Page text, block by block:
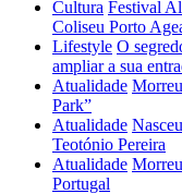
Cultura Festival
Coliseu Porto
Lifestyle O
ampliar a sua
Atualidade
Park”
Atualidade
Teotónio Pereira
Atualidade
Portugal